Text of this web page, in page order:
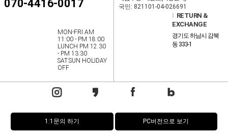
070-4416-0017
MON-FRI AM
11:00 - PM 18:00
LUNCH PM 12:30
- PM 13:30
SAT.SUN HOLIDAY
OFF
국민: 821101-04-026691
RETURN &
EXCHANGE
경기도 하남시 감북
동 333-1
1:1문의 하기 PC버전으로 보기